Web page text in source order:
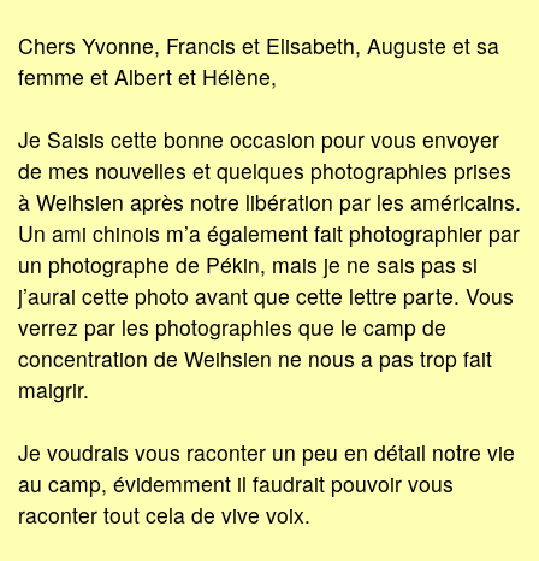
Chers Yvonne, Francis et Elisabeth, Auguste et sa
femme et Albert et Hélène,
Je Saisis cette bonne occasion pour vous envoyer
de mes nouvelles et quelques photographies prises
à Weihsien après notre libération par les américains.
Un ami chinois m’a également fait photographier par
un photographe de Pékin, mais je ne sais pas si
j’aurai cette photo avant que cette lettre parte. Vous
verrez par les photographies que le camp de
concentration de Weihsien ne nous a pas trop fait
maigrir.
Je voudrais vous raconter un peu en détail notre vie
au camp, évidemment il faudrait pouvoir vous
raconter tout cela de vive voix.